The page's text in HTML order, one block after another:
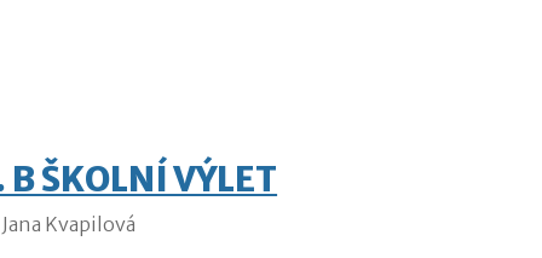
B ŠKOLNÍ VÝLET
Jana Kvapilová